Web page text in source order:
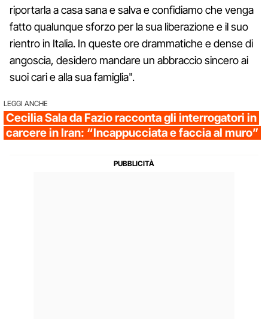
riportarla a casa sana e salva e confidiamo che venga
fatto qualunque sforzo per la sua liberazione e il suo
rientro in Italia. In queste ore drammatiche e dense di
angoscia, desidero mandare un abbraccio sincero ai
suoi cari e alla sua famiglia".
LEGGI ANCHE
Cecilia Sala da Fazio racconta gli interrogatori in
carcere in Iran: “Incappucciata e faccia al muro”